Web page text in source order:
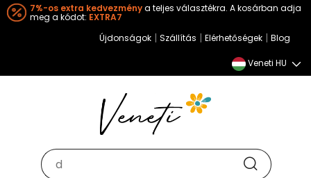
7%-os extra kedvezménya teljes választékra. A kosárban adja
meg a kódot: EXTRA7
Újdonságok | Szállítás | Elérhetőségek | Blog
Veneti HU